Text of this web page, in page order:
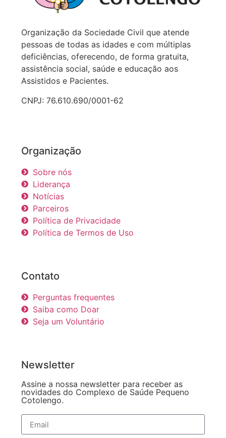
Organização da Sociedade Civil que atende
pessoas de todas as idades e com múltiplas
deficiências, oferecendo, de forma gratuita,
assistência social, saúde e educação aos
Assistidos e Pacientes.
CNPJ: 76.610.690/0001-62
Organização
Sobre nós
Liderança
Notícias
Parceiros
Política de Privacidade
Política de Termos de Uso
Contato
Perguntas frequentes
Saiba como Doar
Seja um Voluntário
Newsletter
Assine a nossa newsletter para receber as
novidades do Complexo de Saúde Pequeno
Cotolengo.